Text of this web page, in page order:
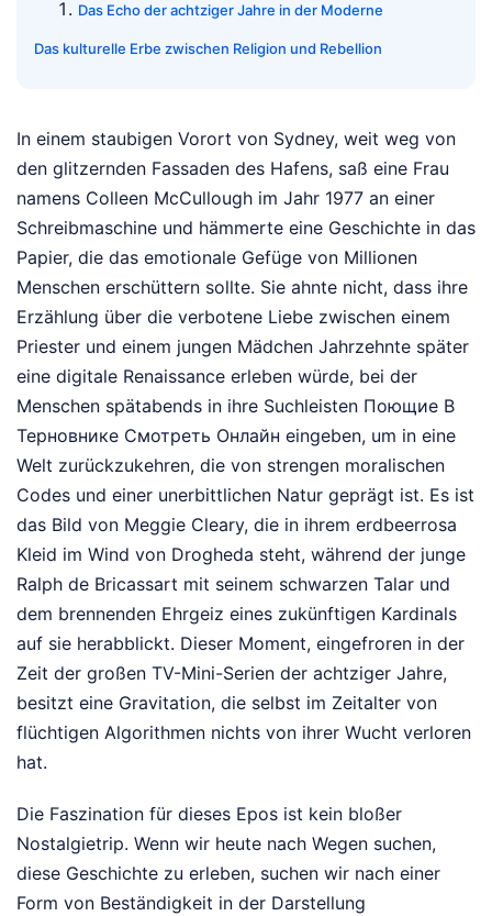
Das Echo der achtziger Jahre in der Moderne
Das kulturelle Erbe zwischen Religion und Rebellion
In einem staubigen Vorort von Sydney, weit weg von
den glitzernden Fassaden des Hafens, saß eine Frau
namens Colleen McCullough im Jahr 1977 an einer
Schreibmaschine und hämmerte eine Geschichte in das
Papier, die das emotionale Gefüge von Millionen
Menschen erschüttern sollte. Sie ahnte nicht, dass ihre
Erzählung über die verbotene Liebe zwischen einem
Priester und einem jungen Mädchen Jahrzehnte später
eine digitale Renaissance erleben würde, bei der
Menschen spätabends in ihre Suchleisten Поющие В
Терновнике Смотреть Онлайн eingeben, um in eine
Welt zurückzukehren, die von strengen moralischen
Codes und einer unerbittlichen Natur geprägt ist. Es ist
das Bild von Meggie Cleary, die in ihrem erdbeerrosa
Kleid im Wind von Drogheda steht, während der junge
Ralph de Bricassart mit seinem schwarzen Talar und
dem brennenden Ehrgeiz eines zukünftigen Kardinals
auf sie herabblickt. Dieser Moment, eingefroren in der
Zeit der großen TV-Mini-Serien der achtziger Jahre,
besitzt eine Gravitation, die selbst im Zeitalter von
flüchtigen Algorithmen nichts von ihrer Wucht verloren
hat.
Die Faszination für dieses Epos ist kein bloßer
Nostalgietrip. Wenn wir heute nach Wegen suchen,
diese Geschichte zu erleben, suchen wir nach einer
Form von Beständigkeit in der Darstellung